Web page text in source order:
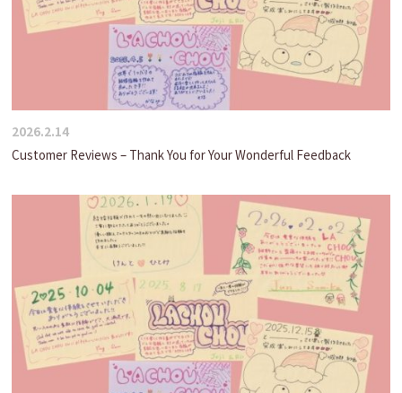
2026.2.14
Customer Reviews – Thank You for Your Wonderful Feedback